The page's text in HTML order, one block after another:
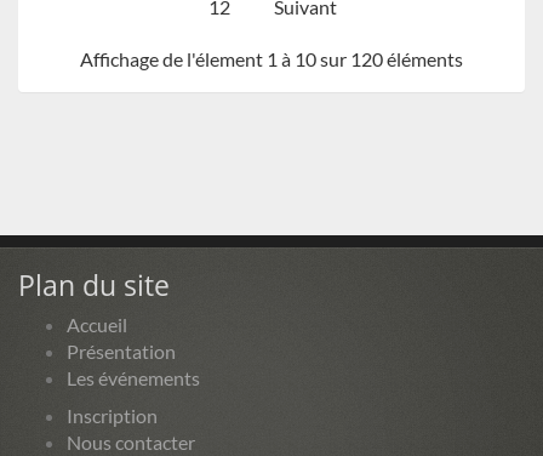
12 Suivant
Affichage de l'élement 1 à 10 sur 120 éléments
Plan du site
Accueil
Présentation
Les événements
Inscription
Nous contacter